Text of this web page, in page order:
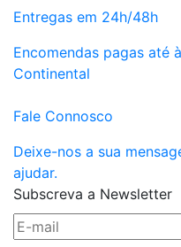
Entregas em 24h/48h
Encomendas pagas até
Continental
Fale Connosco
Deixe-nos a sua
ajudar.
Subscreva a Newsletter